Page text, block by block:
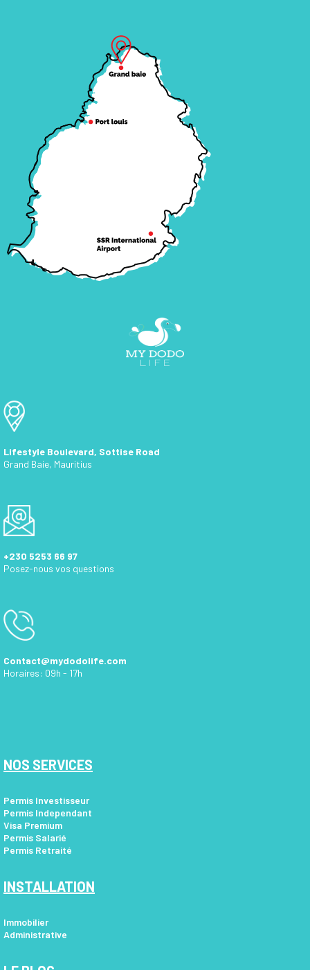
Lifestyle Boulevard, Sottise Road
Grand Baie, Mauritius
+230 5253 66 97
Posez-nous vos questions
Contact@mydodolife.com
Horaires: 09h - 17h
NOS SERVICES
Permis Investisseur
Permis Independant
Visa Premium
Permis Salarié
Permis Retraité
INSTALLATION
Immobilier
Administrative